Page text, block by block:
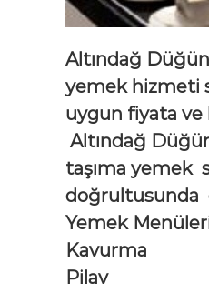
Altındağ
yemek hizmeti
uygun fiyata
Altındağ
taşıma yemek
doğrultusunda
Yemek
Kavurma
Pilav